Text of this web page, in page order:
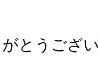
とうござ